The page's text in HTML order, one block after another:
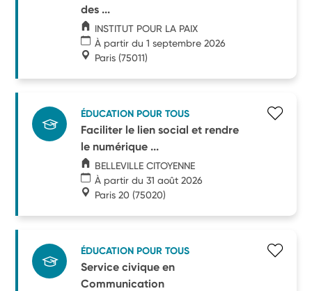
des ...
INSTITUT POUR LA PAIX
À partir du 1 septembre 2026
Paris (75011)
ÉDUCATION POUR TOUS
Faciliter le lien social et rendre
le numérique ...
BELLEVILLE CITOYENNE
À partir du 31 août 2026
Paris 20 (75020)
ÉDUCATION POUR TOUS
Service civique en
Communication